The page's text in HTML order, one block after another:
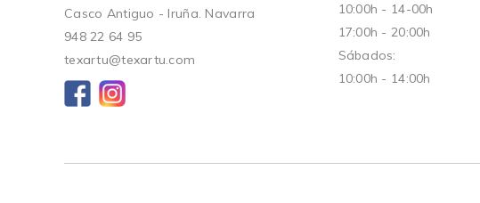
Casco Antiguo - Iruña. Navarra
948 22 64 95
texartu@texartu.com
10:00h - 14-00h
17:00h - 20:00h
Sábados:
10:00h - 14:00h